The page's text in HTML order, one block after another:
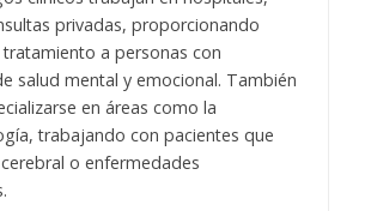
privadas, proporcionando
tratamiento a personas con
salud mental y emocional. También
en áreas como la
trabajando con pacientes que
o enfermedades